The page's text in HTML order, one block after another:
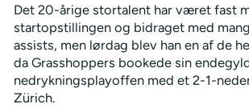
Det 20-årige stortalent har været fast
startopstillingen og bidraget med
assists, men lørdag blev han en af de
da Grasshoppers bookede sin
nedrykningsplayoffen med et 2-1-
Zürich.